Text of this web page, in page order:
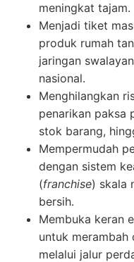
meningkat tajam.
Menjadi tiket
produk rumah
jaringan
nasional.
Menghilangkan
penarikan paksa
stok barang,
Mempermudah
dengan sistem
(franchise) skala
bersih.
Membuka keran
untuk merambah
melalui jalur